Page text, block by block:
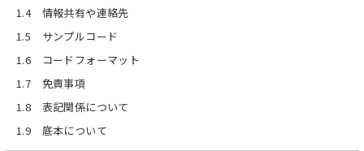
1.4 情報共有や連絡先
1.5 サンプルコード
1.6 コードフォーマット
1.7 免責事項
1.8 表記関係について
1.9 底本について